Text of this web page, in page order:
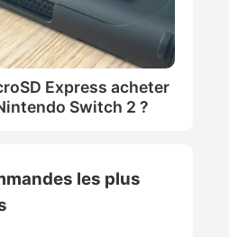
Express acheter
Switch 2 ?
les plus